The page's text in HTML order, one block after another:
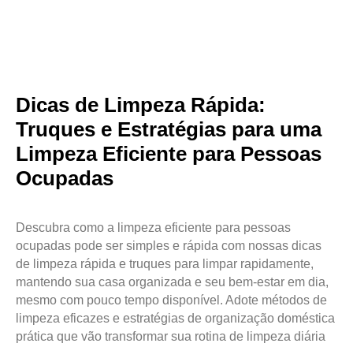
Dicas de Limpeza Rápida:
Truques e Estratégias para uma
Limpeza Eficiente para Pessoas
Ocupadas
Descubra como a limpeza eficiente para pessoas
ocupadas pode ser simples e rápida com nossas dicas
de limpeza rápida e truques para limpar rapidamente,
mantendo sua casa organizada e seu bem-estar em dia,
mesmo com pouco tempo disponível. Adote métodos de
limpeza eficazes e estratégias de organização doméstica
prática que vão transformar sua rotina de limpeza diária